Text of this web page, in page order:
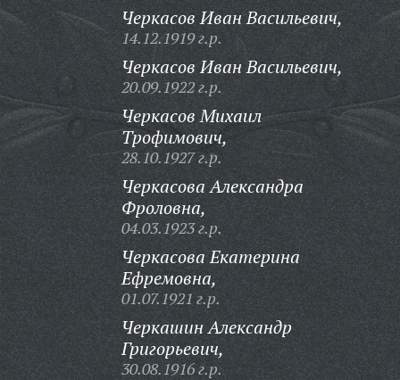
Черкасов Иван Васильевич,
14.12.1919 г.р.
Черкасов Иван Васильевич,
20.09.1922 г.р.
Черкасов Михаил
Трофимович,
28.10.1927 г.р.
Черкасова Александра
Фроловна,
04.03.1923 г.р.
Черкасова Екатерина
Ефремовна,
01.07.1921 г.р.
Черкашин Александр
Григорьевич,
30.08.1916 г.р.